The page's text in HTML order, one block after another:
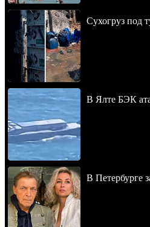
Сухогруз под
В Ялте БЭК
В Петербурге